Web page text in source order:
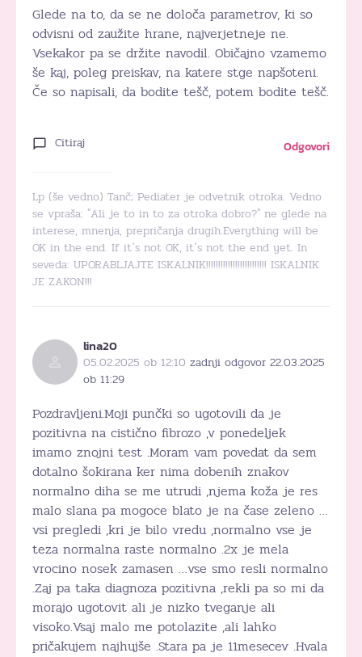
Glede na to, da se ne določa parametrov, ki so
odvisni od zaužite hrane, najverjetneje ne.
Vsekakor pa se držite navodil. Običajno vzamemo
še kaj, poleg preiskav, na katere stge napšoteni.
Če so napisali, da bodite tešč, potem bodite tešč.
Citiraj Odgovori
Lp (še vedno) Tanč; Pediater je odvetnik otroka. Vedno
se vpraša: "Ali je to in to za otroka dobro?" ne glede na
interese, mnenja, prepričanja drugih.Everything will be
OK in the end. If it`s not OK, it´s not the end yet. In
seveda: UPORABLJAJTE ISKALNIK!!!!!!!!!!!!!!!!!!!!!!!!! ISKALNIK
JE ZAKON!!!
lina20
05.02.2025 ob 12:10 zadnji odgovor 22.03.2025
ob 11:29
Pozdravljeni.Moji punčki so ugotovili da je
pozitivna na cistično fibrozo ,v ponedeljek
imamo znojni test .Moram vam povedat da sem
dotalno šokirana ker nima dobenih znakov
normalno diha se me utrudi ,njema koža je res
malo slana pa mogoce blato je na čase zeleno …
vsi pregledi ,kri je bilo vredu ,normalno vse je
teza normalna raste normalno .2x je mela
vrocino nosek zamasen …vse smo resli normalno
.Zaj pa taka diagnoza pozitivna ,rekli pa so mi da
morajo ugotovit ali je nizko tveganje ali
visoko.Vsaj malo me potolazite ,ali lahko
pričakujem najhujše .Stara pa je 11mesecev .Hvala